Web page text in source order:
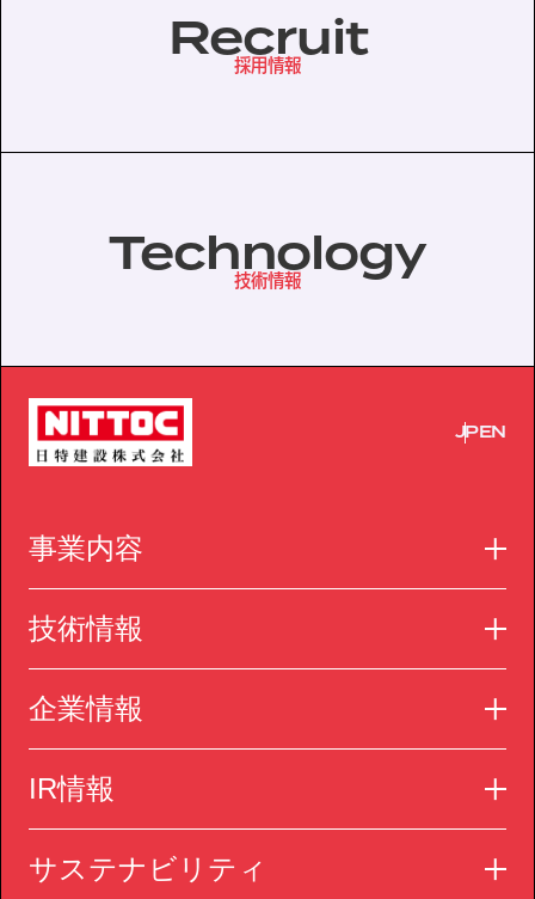
Recruit
採用情報
Technology
技術情報
JPEN
事業内容
技術情報
企業情報
IR情報
サステナビリティ